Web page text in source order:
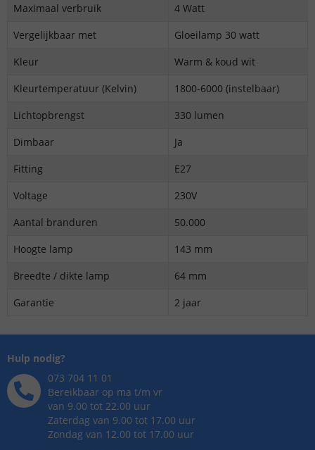
Maximaal verbruik
4 Watt
Vergelijkbaar met
Gloeilamp 30 watt
Kleur
Warm & koud wit
Kleurtemperatuur (Kelvin)
1800-6000 (instelbaar)
Lichtopbrengst
330 lumen
Dimbaar
Ja
Fitting
E27
Voltage
230V
Aantal branduren
50.000
Hoogte lamp
143 mm
Breedte / dikte lamp
64 mm
Garantie
2 jaar
Hulp nodig?
073 704 11 01
Bereikbaar op ma t/m vr
van 9.00 tot 22.00 uur
Zaterdag van 9.00 tot 17.00 uur
Zondag van 12.00 tot 17.00 uur